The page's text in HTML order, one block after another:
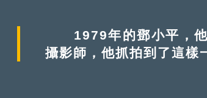
1979年的鄧小平，他
攝影師，他抓拍到了這樣